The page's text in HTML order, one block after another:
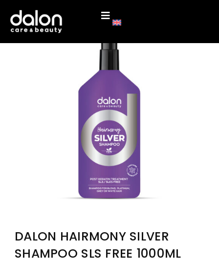
DALON HAIRMONY SILVER
SHAMPOO SLS FREE 1000ML